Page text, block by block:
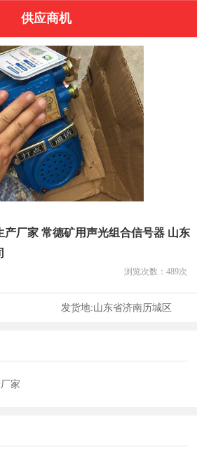
供应商机
产厂家 常德矿用声光组合信号器 山东
浏览次数： 489次
发货地:山东省济南历城区
家